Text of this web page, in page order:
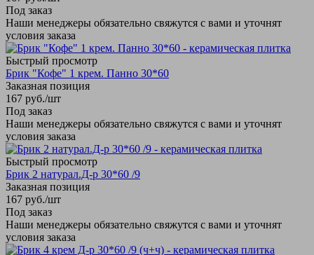
Под заказ
Наши менеджеры обязательно свяжутся с вами и уточнят
условия заказа
Быстрый просмотр
Брик "Кофе" 1 крем. Панно 30*60
Заказная позиция
167 руб./шт
Под заказ
Наши менеджеры обязательно свяжутся с вами и уточнят
условия заказа
Быстрый просмотр
Брик 2 натурал.Д-р 30*60 /9
Заказная позиция
167 руб./шт
Под заказ
Наши менеджеры обязательно свяжутся с вами и уточнят
условия заказа